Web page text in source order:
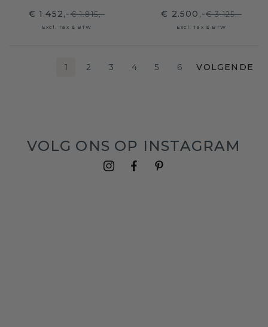
€ 1.452,-€ 1.815,-
Excl. Tax & BTW
€ 2.500,-€ 3.125,-
Excl. Tax & BTW
1 2 3 4 5 6 VOLGENDE
VOLG ONS OP INSTAGRAM